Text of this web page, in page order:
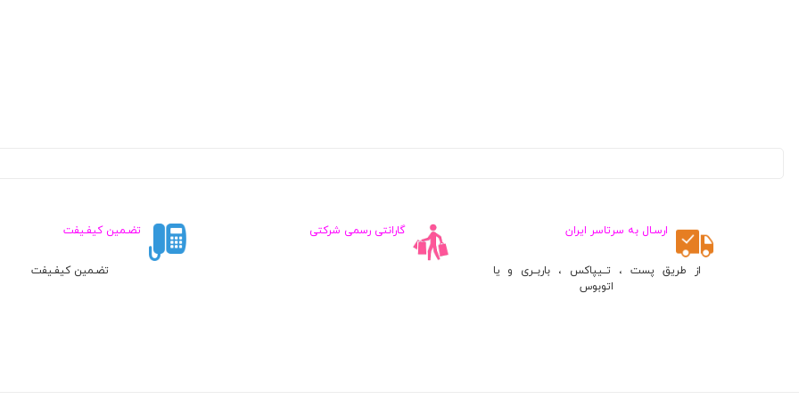
ارسـال به سرتاسر ایران
از طریق پست ، تــیپاکس ، باربــری و یا
اتوبوس
گارانتی رسمی شرکتی تضـمین کیفـیفت
تضـمین کیفـیفت